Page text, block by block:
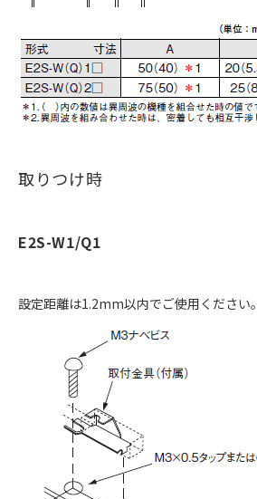
取りつけ時
E2S-W1/Q1
設定距離は1.2mm以内でご使用ください。